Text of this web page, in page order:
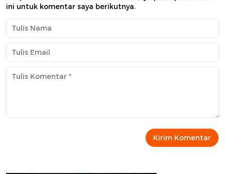
ini untuk komentar saya berikutnya.